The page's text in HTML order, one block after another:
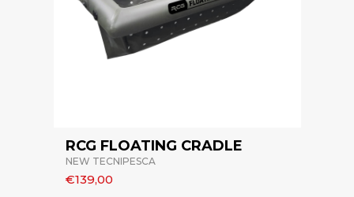
RCG FLOATING CRADLE
NEW TECNIPESCA
€139,00